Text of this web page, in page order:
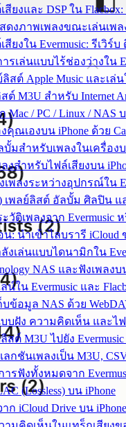
ยงและ DSP ใน Flacbox:
ดงภาพเพลงขณะเล่นเพล
สียงใน Evermusic: รีเวิ
รเล่นแบบไร้ช่องว่างใน
สต์ Apple Music และเล่น
ต์ M3U สำหรับ Internet
Mac / PC / Linux / NAS
คุณเองบน iPhone ด้วย
บั้มสำหรับเพลงในเครื่อ
งสำหรับไฟล์เสียงบน
เพลงระหว่างอุปกรณ์ใน
เพลย์ลิสต์ อัลบั้ม ศิลปิน แ
วัติเพลงจาก Evermusic
นำเข้าไลบรารี iCloud
งเล่นแบบไดนามิกใน
NAS และฟังเพลง
น์ใน Evermusic และ
ข้อมูล NAS ด้วย
บฝัง ความคิดเห็น และไ
สต์ M3U ไปยัง
กชันเพลงเป็น M3U,
รฟังทั้งหมดจาก
(Lossless) บน iPhone
ก iCloud Drive บน